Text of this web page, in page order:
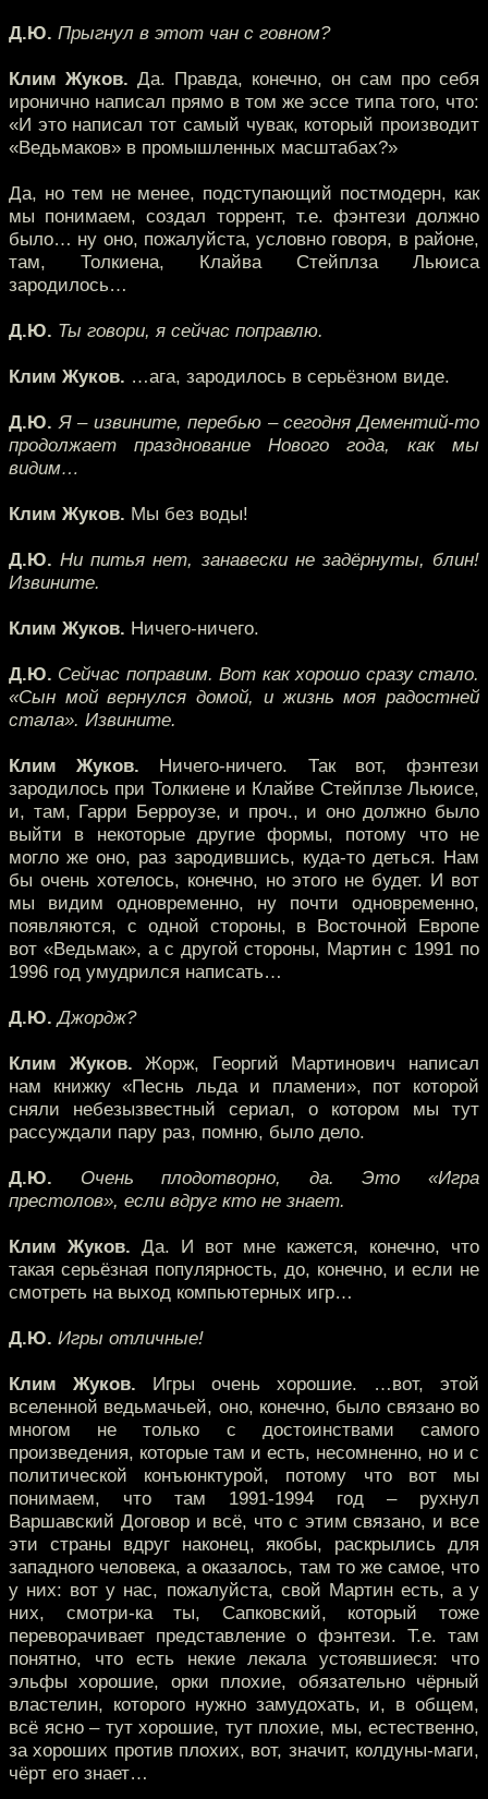
Д.Ю. Прыгнул в этот чан с говном?
Клим Жуков. Да. Правда, конечно, он сам про себя
иронично написал прямо в том же эссе типа того, что:
«И это написал тот самый чувак, который производит
«Ведьмаков» в промышленных масштабах?»
Да, но тем не менее, подступающий постмодерн, как
мы понимаем, создал торрент, т.е. фэнтези должно
было… ну оно, пожалуйста, условно говоря, в районе,
там, Толкиена, Клайва Стейплза Льюиса
зародилось…
Д.Ю. Ты говори, я сейчас поправлю.
Клим Жуков. …ага, зародилось в серьёзном виде.
Д.Ю. Я – извините, перебью – сегодня Дементий-то
продолжает празднование Нового года, как мы
видим…
Клим Жуков. Мы без воды!
Д.Ю. Ни питья нет, занавески не задёрнуты, блин!
Извините.
Клим Жуков. Ничего-ничего.
Д.Ю. Сейчас поправим. Вот как хорошо сразу стало.
«Сын мой вернулся домой, и жизнь моя радостней
стала». Извините.
Клим Жуков. Ничего-ничего. Так вот, фэнтези
зародилось при Толкиене и Клайве Стейплзе Льюисе,
и, там, Гарри Берроузе, и проч., и оно должно было
выйти в некоторые другие формы, потому что не
могло же оно, раз зародившись, куда-то деться. Нам
бы очень хотелось, конечно, но этого не будет. И вот
мы видим одновременно, ну почти одновременно,
появляются, с одной стороны, в Восточной Европе
вот «Ведьмак», а с другой стороны, Мартин с 1991 по
1996 год умудрился написать…
Д.Ю. Джордж?
Клим Жуков. Жорж, Георгий Мартинович написал
нам книжку «Песнь льда и пламени», пот которой
сняли небезызвестный сериал, о котором мы тут
рассуждали пару раз, помню, было дело.
Д.Ю. Очень плодотворно, да. Это «Игра
престолов», если вдруг кто не знает.
Клим Жуков. Да. И вот мне кажется, конечно, что
такая серьёзная популярность, до, конечно, и если не
смотреть на выход компьютерных игр…
Д.Ю. Игры отличные!
Клим Жуков. Игры очень хорошие. …вот, этой
вселенной ведьмачьей, оно, конечно, было связано во
многом не только с достоинствами самого
произведения, которые там и есть, несомненно, но и с
политической конъюнктурой, потому что вот мы
понимаем, что там 1991-1994 год – рухнул
Варшавский Договор и всё, что с этим связано, и все
эти страны вдруг наконец, якобы, раскрылись для
западного человека, а оказалось, там то же самое, что
у них: вот у нас, пожалуйста, свой Мартин есть, а у
них, смотри-ка ты, Сапковский, который тоже
переворачивает представление о фэнтези. Т.е. там
понятно, что есть некие лекала устоявшиеся: что
эльфы хорошие, орки плохие, обязательно чёрный
властелин, которого нужно замудохать, и, в общем,
всё ясно – тут хорошие, тут плохие, мы, естественно,
за хороших против плохих, вот, значит, колдуны-маги,
чёрт его знает…